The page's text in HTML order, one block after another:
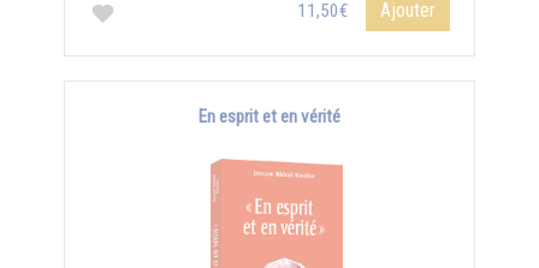
11,50€ Ajouter
En esprit et en vérité